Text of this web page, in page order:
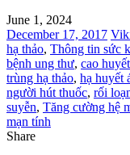
June 1, 2024
December 17, 2017
hạ thảo, Thông tin sức
bệnh ung thư, cao
trùng hạ thảo, hạ huyết
người hút thuốc, rối
suyễn, Tăng cường hệ
mạn tính
Share